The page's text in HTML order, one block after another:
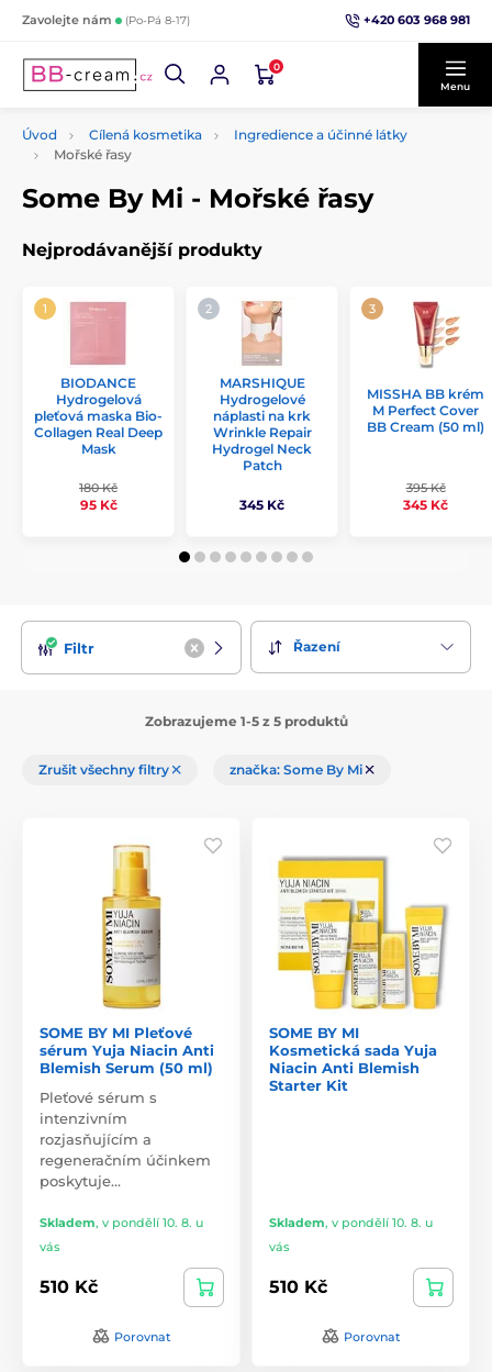
Zavolejte nám (Po-Pá 8-17) +420 603 968 981
0
Menu
Úvod Cílená kosmetika
Ingredience a účinné látky
Mořské řasy
Some By Mi - Mořské řasy
Nejprodávanější produkty
BIODANCE
Hydrogelová
pleťová maska Bio-
Collagen Real Deep
Mask
180 Kč
95 Kč
MARSHIQUE
Hydrogelové
náplasti na krk
Wrinkle Repair
Hydrogel Neck
Patch
345 Kč
MISSHA BB krém
M Perfect Cover
BB Cream (50 ml)
395 Kč
345 Kč
Filtr Řazení
Zobrazujeme 1-5 z 5 produktů
Zrušit všechny filtry značka: Some By Mi
SOME BY MI Pleťové
sérum Yuja Niacin Anti
Blemish Serum (50 ml)
Pleťové sérum s
intenzivním
rozjasňujícím a
regeneračním účinkem
poskytuje…
Skladem, v pondělí 10. 8. u
vás
510 Kč
Porovnat
SOME BY MI
Kosmetická sada Yuja
Niacin Anti Blemish
Starter Kit
Skladem, v pondělí 10. 8. u
vás
510 Kč
Porovnat